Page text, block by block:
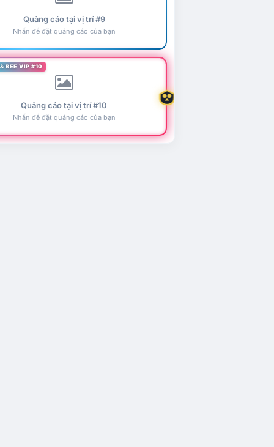
Quảng cáo tại vị trí #9
Nhấn để đặt quảng cáo của bạn
BEE VIP #10
Quảng cáo tại vị trí #10
Nhấn để đặt quảng cáo của bạn